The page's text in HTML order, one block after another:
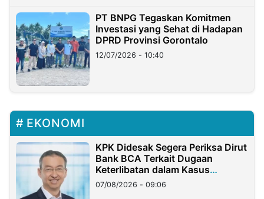
PT BNPG Tegaskan Komitmen
Investasi yang Sehat di Hadapan
DPRD Provinsi Gorontalo
12/07/2026 - 10:40
EKONOMI
KPK Didesak Segera Periksa Dirut
Bank BCA Terkait Dugaan
Keterlibatan dalam Kasus
Hilangnya Dana Nasabah Rp2,58
Miliar
07/08/2026 - 09:06